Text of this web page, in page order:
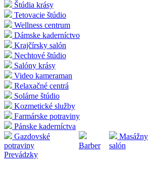
Štúdia krásy
Tetovacie štúdio
Wellness centrum
Dámske kaderníctvo
Krajčírsky salón
Nechtové štúdio
Salóny krásy
Video kameraman
Relaxačné centrá
Solárne štúdio
Kozmetické služby
Farmárske potraviny
Pánske kaderníctva
Gazdovské
potraviny
Barber
Masážny
salón
Prevádzky